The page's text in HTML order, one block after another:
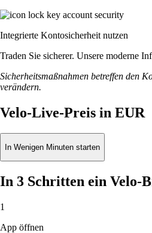
Integrierte Kontosicherheit nutzen
Traden Sie sicherer. Unsere moderne
Sicherheitsmaßnahmen betreffen den
verändern.
Velo-Live-Preis in EUR
In Wenigen Minuten starten
In 3 Schritten ein Velo-
1
App öffnen